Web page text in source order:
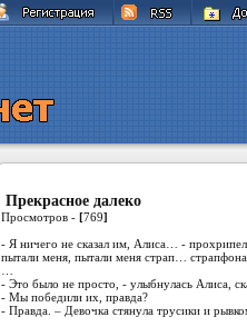
Прекрасное далеко
Просмотров - [769]
- Я ничего не сказал им, Алиса… -
пытали меня, пытали меня страп…
- Это было не просто, - улыбнулась Алиса,
- Мы победили их, правда?
- Правда. – Девочка стянула трусики и